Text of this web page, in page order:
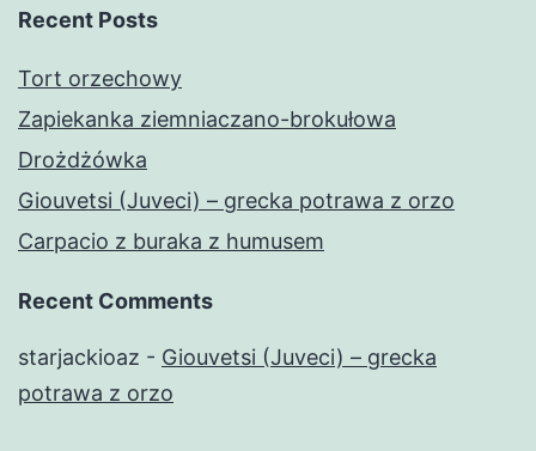
Recent Posts
Tort orzechowy
Zapiekanka ziemniaczano-brokułowa
Drożdżówka
Giouvetsi (Juveci) – grecka potrawa z orzo
Carpacio z buraka z humusem
Recent Comments
starjackioaz - Giouvetsi (Juveci) – grecka
potrawa z orzo